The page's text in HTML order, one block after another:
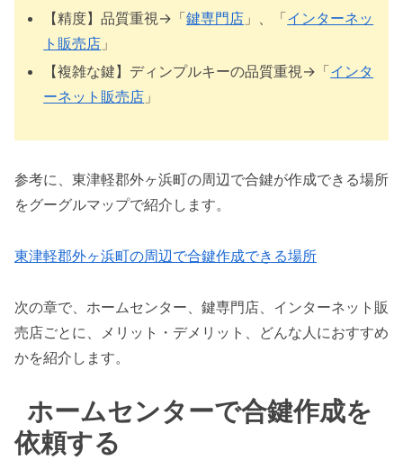
【精度】品質重視→「鍵専門店 」、「インターネッ
ト販売店 」
【複雑な鍵】ディンプルキーの品質重視→「インタ
ーネット販売店 」
参考に、東津軽郡外ヶ浜町の周辺で合鍵が作成できる場所
をグーグルマップで紹介します。
東津軽郡外ヶ浜町の周辺で合鍵作成できる場所
次の章で、ホームセンター、鍵専門店、インターネット販
売店ごとに、メリット・デメリット、どんな人におすすめ
かを紹介します。
ホームセンターで合鍵作成を
依頼する